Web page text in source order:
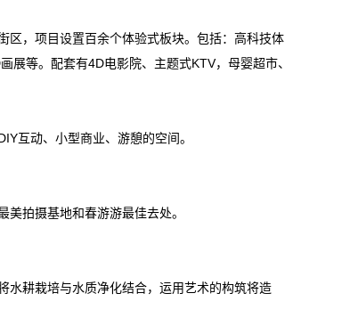
区，项目设置百余个体验式板块。包括：高科技体
等。配套有4D电影院、主题式KTV，母婴超市、
互动、小型商业、游憩的空间。
美拍摄基地和春游游最佳去处。
水耕栽培与水质净化结合，运用艺术的构筑将造